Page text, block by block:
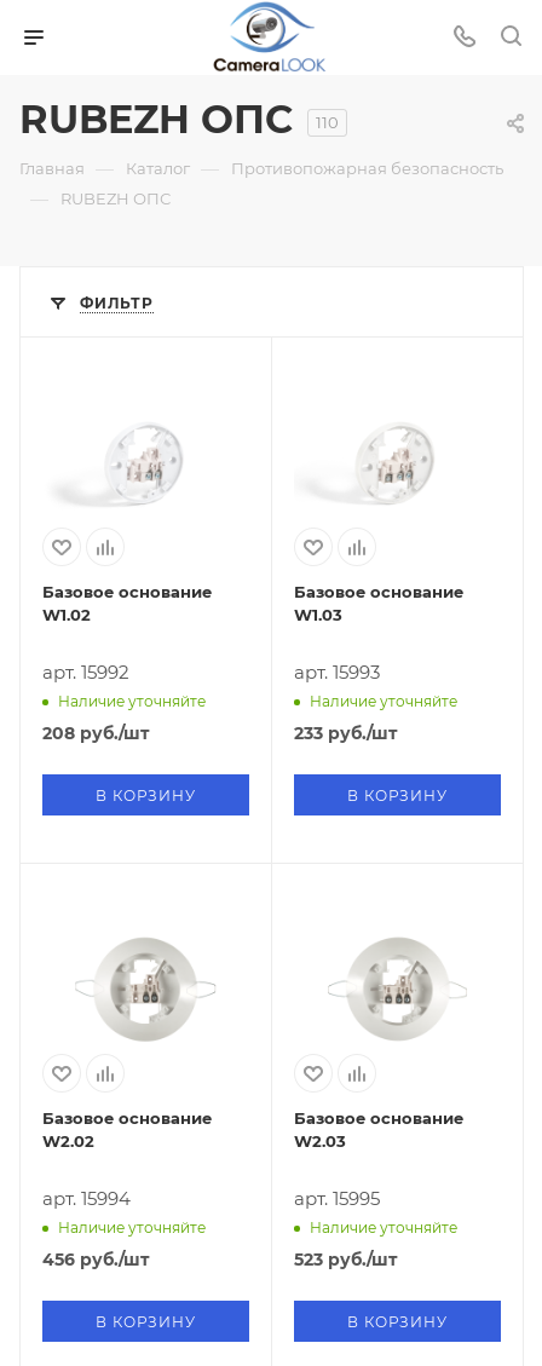
RUBEZH ОПС 110
Главная — Каталог — Противопожарная безопасность
— RUBEZH ОПС
ФИЛЬТР
Базовое основание
W1.02
арт. 15992
Наличие уточняйте
208 руб./шт
В КОРЗИНУ
Базовое основание
W1.03
арт. 15993
Наличие уточняйте
233 руб./шт
В КОРЗИНУ
Базовое основание
W2.02
арт. 15994
Наличие уточняйте
456 руб./шт
В КОРЗИНУ
Базовое основание
W2.03
арт. 15995
Наличие уточняйте
523 руб./шт
В КОРЗИНУ